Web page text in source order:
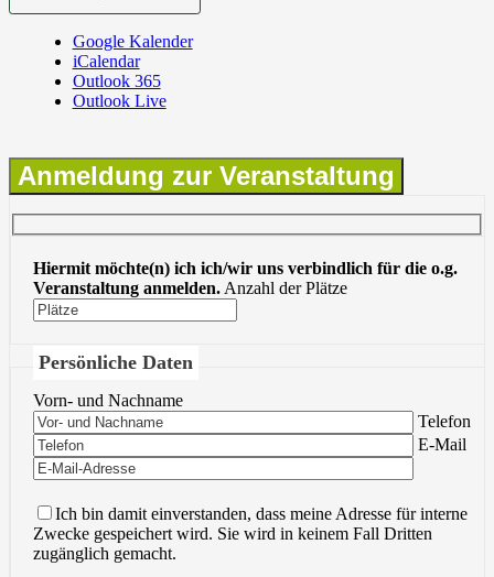
Google Kalender
iCalendar
Outlook 365
Outlook Live
Anmeldung zur Veranstaltung
Hiermit möchte(n) ich ich/wir uns verbindlich für die o.g.
Veranstaltung anmelden. Anzahl der Plätze
Persönliche Daten
Vorn- und Nachname
Bitte lasse
Telefon
Bitte lasse
E-Mail
Ich bin damit einverstanden, dass meine Adresse für interne
Zwecke gespeichert wird. Sie wird in keinem Fall Dritten
zugänglich gemacht.